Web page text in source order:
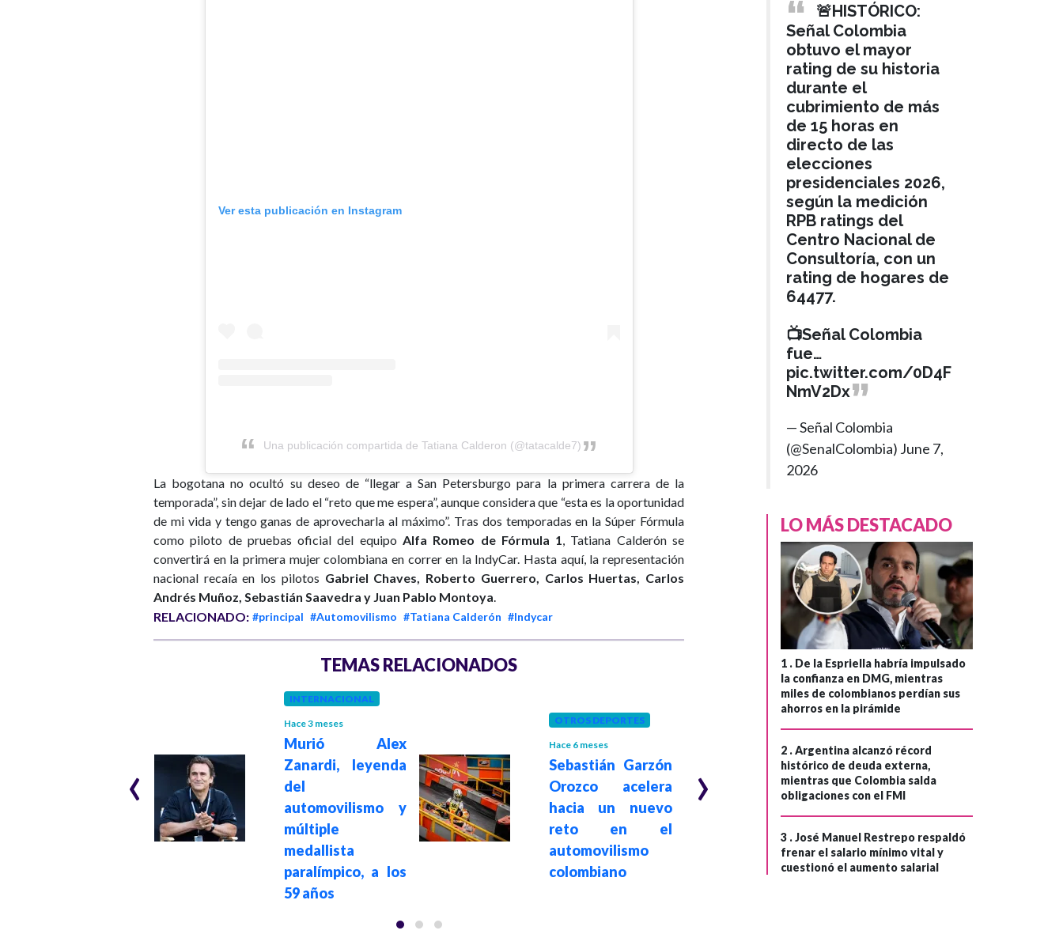
Ver esta publicación en Instagram
Una publicación compartida de Tatiana Calderon (@tatacalde7)
La bogotana no ocultó su deseo de “llegar a San Petersburgo para la primera carrera de la
temporada”, sin dejar de lado el “reto que me espera”, aunque considera que “esta es la oportunidad
de mi vida y tengo ganas de aprovecharla al máximo”. Tras dos temporadas en la Súper Fórmula
como piloto de pruebas oficial del equipo Alfa Romeo de Fórmula 1
, Tatiana Calderón se
convertirá en la primera mujer colombiana en correr en la IndyCar. Hasta aquí, la representación
nacional recaía en los pilotos Gabriel Chaves, Roberto Guerrero, Carlos Huertas, Carlos
Andrés Muñoz, Sebastián Saavedra y Juan Pablo Montoya
RELACIONADO: #principal #Automovilismo #Tatiana Calderón #Indycar
TEMAS RELACIONADOS
firman el primer
punto en la mesa
INTERNACIONAL
Hace 3 meses
Murió Alex
Zanardi, leyenda
del
automovilismo y
múltiple
medallista
paralímpico, a los
59 años
OTROS DEPORTES
Hace 6 meses
Sebastián Garzón
Orozco acelera
hacia un nuevo
reto en el
automovilismo
colombiano
Congreso se
reúne para
debatir reformas
pendientes antes
del fin de la
legislatura
‹ ›
🚨HISTÓRICO:
Señal Colombia
obtuvo el mayor
rating de su historia
durante el
cubrimiento de más
de 15 horas en
directo de las
elecciones
presidenciales 2026,
según la medición
RPB ratings del
Centro Nacional de
Consultoría, con un
rating de hogares de
64477.
📺Señal Colombia
fue…
pic.twitter.com/0D4F
NmV2Dx
— Señal Colombia
(@SenalColombia) June 7,
2026
LO MÁS DESTACADO
1 . De la Espriella habría impulsado
la confianza en DMG, mientras
miles de colombianos perdían sus
ahorros en la pirámide
2 .Argentina alcanzó récord
histórico de deuda externa,
mientras que Colombia salda
obligaciones con el FMI
3 .José Manuel Restrepo respaldó
frenar el salario mínimo vital y
cuestionó el aumento salarial